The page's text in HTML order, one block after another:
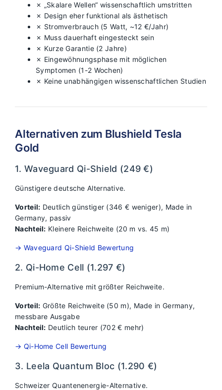
✗ „Skalare Wellen“ wissenschaftlich umstritten
✗ Design eher funktional als ästhetisch
✗ Stromverbrauch (5 Watt, ~12 €/Jahr)
✗ Muss dauerhaft eingesteckt sein
✗ Kurze Garantie (2 Jahre)
✗ Eingewöhnungsphase mit möglichen
Symptomen (1-2 Wochen)
✗ Keine unabhängigen wissenschaftlichen Studien
Alternativen zum Blushield Tesla
Gold
1. Waveguard Qi-Shield (249 €)
Günstigere deutsche Alternative.
Vorteil: Deutlich günstiger (346 € weniger), Made in
Germany, passiv
Nachteil: Kleinere Reichweite (20 m vs. 45 m)
→ Waveguard Qi-Shield Bewertung
2. Qi-Home Cell (1.297 €)
Premium-Alternative mit größter Reichweite.
Vorteil: Größte Reichweite (50 m), Made in Germany,
messbare Ausgabe
Nachteil: Deutlich teurer (702 € mehr)
→ Qi-Home Cell Bewertung
3. Leela Quantum Bloc (1.290 €)
Schweizer Quantenenergie-Alternative.